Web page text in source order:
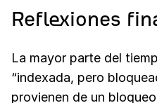
Reflexiones
La mayor parte del
“indexada, pero
provienen de un